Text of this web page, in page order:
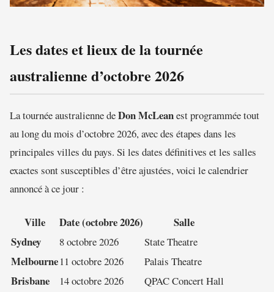
Les dates et lieux de la tournée
australienne d’octobre 2026
La tournée australienne deDon McLeanest programmée tout
au long du mois d’octobre 2026, avec des étapes dans les
principales villes du pays. Si les dates définitives et les salles
exactes sont susceptibles d’être ajustées, voici le calendrier
annoncé à ce jour :
Ville Date (octobre 2026)
Salle
Sydney
8 octobre 2026 State Theatre
Melbourne11 octobre 2026 Palais Theatre
Brisbane 14 octobre 2026 QPAC Concert Hall